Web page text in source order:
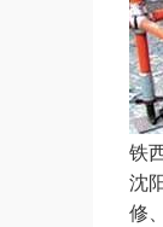
铁
沈
修